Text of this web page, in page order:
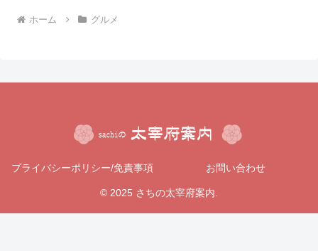
ホーム グルメ
プライバシーポリシー/免責事項 お問い合わせ
© 2025 さちの太宰府案内.